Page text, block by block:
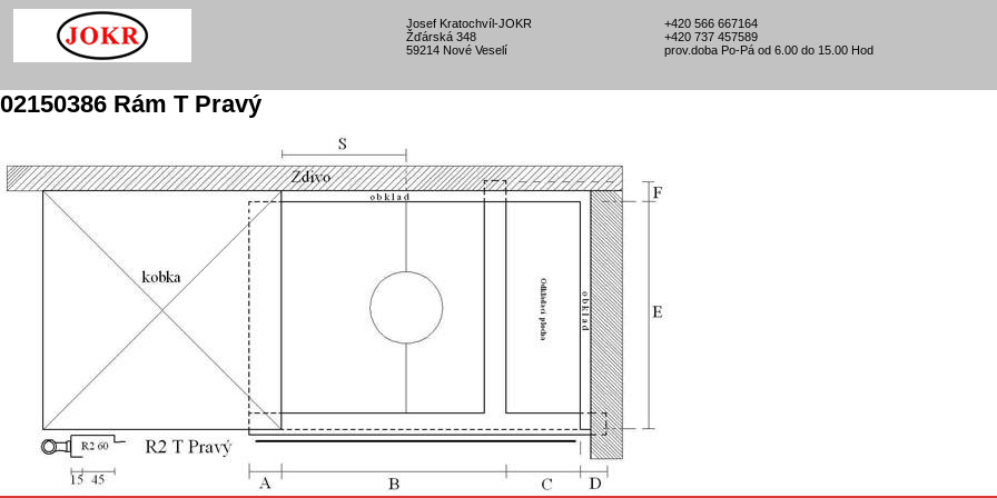
Josef Kratochvíl-JOKR
Žďárská 348
59214 Nové Veselí
+420 566 667164
+420 737 457589
prov.doba Po-Pá od 6.00 do 15.00 Hod
02150386 Rám T Pravý